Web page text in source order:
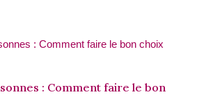
: Comment faire le bon